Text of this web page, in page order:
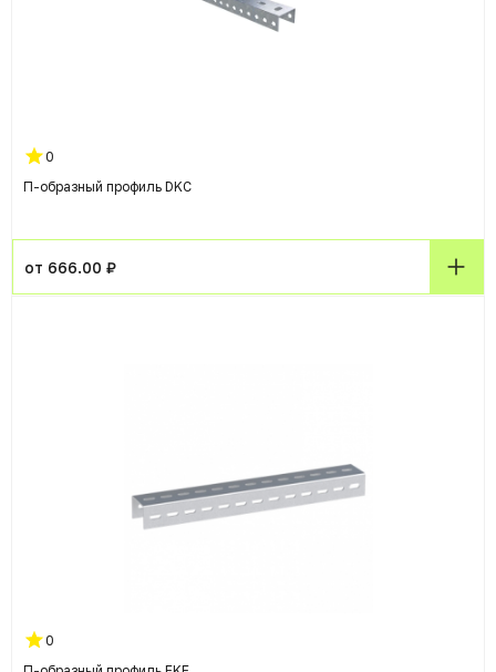
0
П-образный профиль DKC
от 666.00 ₽
0